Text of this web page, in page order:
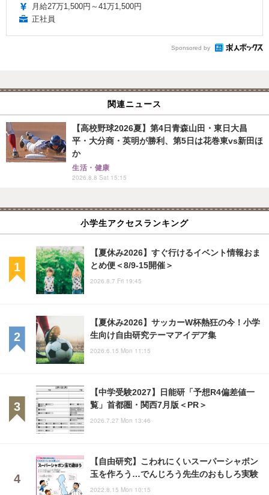
月給27万1,500円～41万1,500円
正社員
Sponsored by
関連ニュース
【高校野球2026夏】第4日青森山田・東日大昌
平・大分商・英明が勝利、第5日は花巻東vs新田ほ
か
生活・健康
2026.8.8 Sat 15:15
小学生アクセスランキング
【夏休み2026】すぐ行けるイベント情報おま
とめ便＜8/9-15開催＞
2026.8.7 Fri 19:45
【夏休み2026】サッカーW杯熱狂の今！小学
生向け自由研究テーマアイデア集
2026.6.15 Mon 11:15
【中学受験2027】日能研「予想R4偏差値一
覧」首都圏・関西7月版＜PR＞
2026.7.27 Mon 13:46
【自由研究】こわれにくいスーパーシャボン
玉を作ろう…でんじろう先生のおもしろ実験
2022.8.15 Mon 10:15